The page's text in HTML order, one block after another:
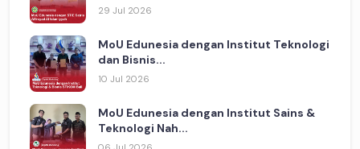
29 Jul 2026
MoU Edunesia dengan Institut Teknologi
dan Bisnis...
10 Jul 2026
MoU Edunesia dengan Institut Sains &
Teknologi Nah...